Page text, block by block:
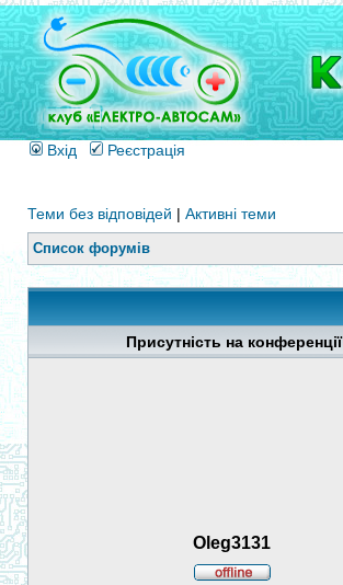
Вхід Реєстрація
Теми без відповідей | Активні теми
Список форумів
Присутність на конференції
Oleg3131